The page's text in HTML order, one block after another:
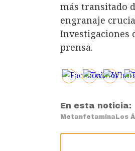
más transitado
engranaje
Investigaciones
prensa.
En esta noticia:
Metanfetamina Los